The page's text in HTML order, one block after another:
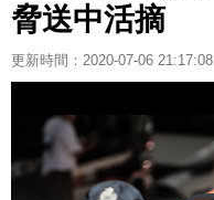
脅送中活摘
更新時間：2020-07-06 21:17:08